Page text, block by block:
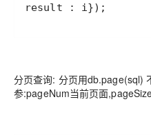
result : i });
分页查询: 分页用db.page(sql)
参:pageNum当前页面